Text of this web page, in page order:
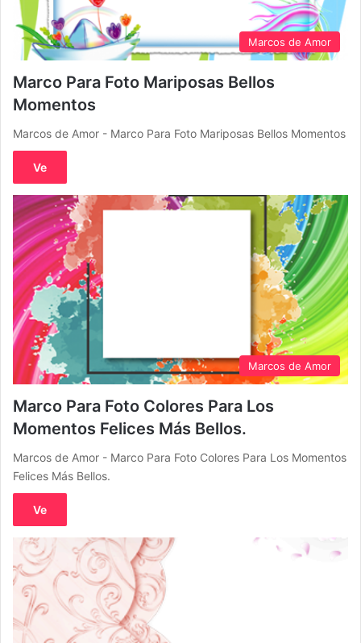
Marcos de Amor
Marco Para Foto Mariposas Bellos
Momentos
Marcos de Amor - Marco Para Foto Mariposas Bellos Momentos
Ve
Marcos de Amor
Marco Para Foto Colores Para Los
Momentos Felices Más Bellos.
Marcos de Amor - Marco Para Foto Colores Para Los Momentos
Felices Más Bellos.
Ve